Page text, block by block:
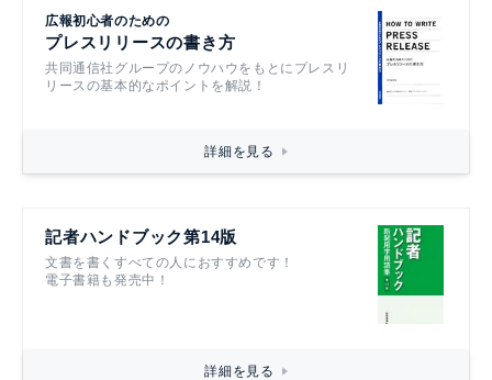
広報初心者のための
プレスリリースの書き方
共同通信社グループのノウハウをもとにプレスリ
リースの基本的なポイントを解説！
詳細を見る
記者ハンドブック第14版
文書を書くすべての人におすすめです！
電子書籍も発売中！
詳細を見る